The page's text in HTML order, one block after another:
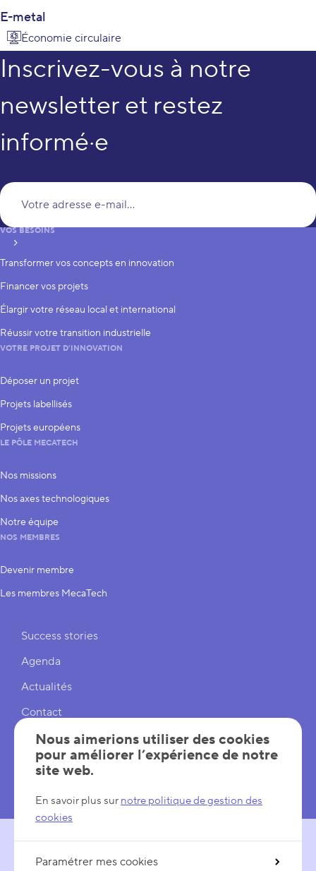
E-metal
Économie circulaire
Inscrivez-vous à notre
newsletter et restez
informé·e
S’inscrire
VOS BESOINS
Transformer vos concepts en innovation
Financer vos projets
Élargir votre réseau local et international
Réussir votre transition industrielle
VOTRE PROJET D’INNOVATION
Déposer un projet
Projets labellisés
Projets européens
LE PÔLE MECATECH
Nos missions
Nos axes technologiques
Notre équipe
NOS MEMBRES
Devenir membre
Les membres MecaTech
Liens rapides
Success stories
Agenda
Actualités
Contact
Cookies
Réglages cookies
SUIVEZ-NOUS
Nous aimerions utiliser des cookies
pour améliorer l’expérience de notre
site web.
En savoir plus sur notre politique de gestion des
cookies
Paramétrer mes cookies